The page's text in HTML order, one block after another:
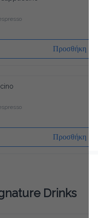
Προσθήκη
Προσθήκη
Drinks